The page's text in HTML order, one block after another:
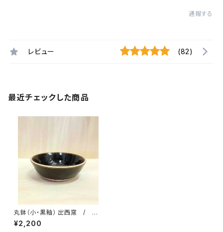
通報する
レビュー (82)
最近チェックした商品
丸鉢（小・黒釉） 出西窯 / 柳
宗理ディレクション出西窯シリー
ズ
¥2,200